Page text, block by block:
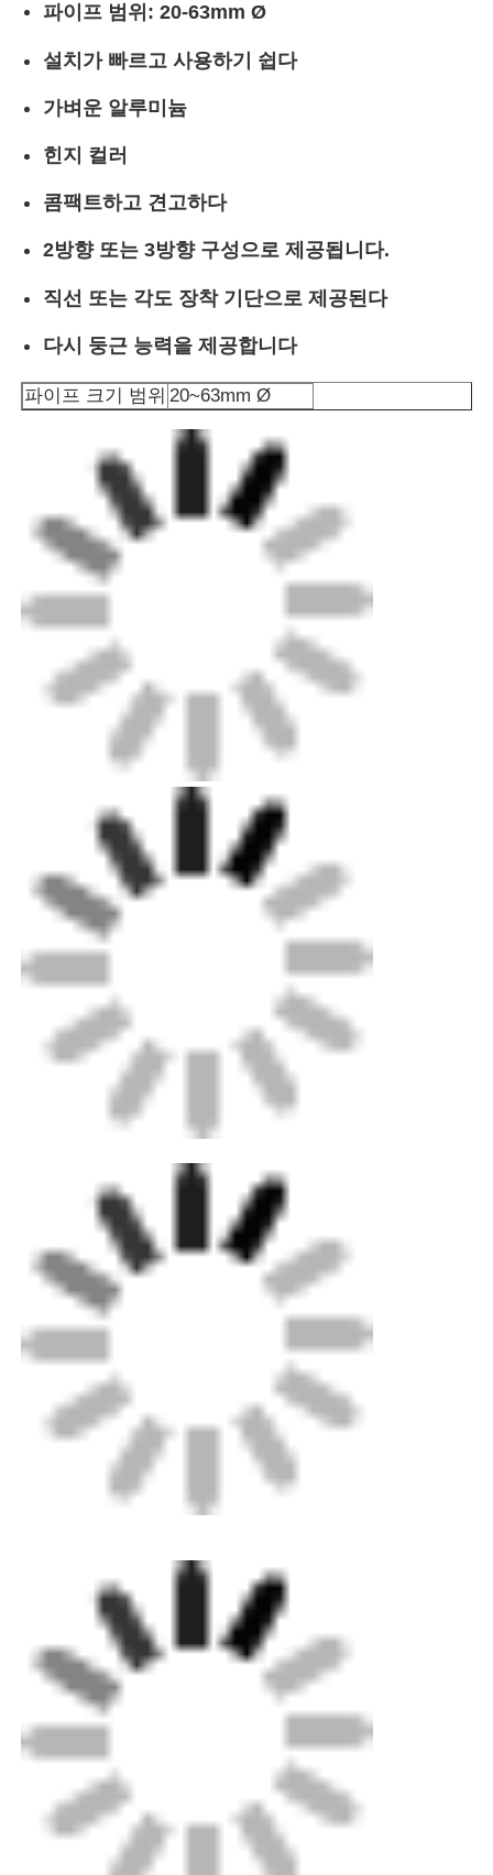
파이프 범위: 20-63mm Ø
설치가 빠르고 사용하기 쉽다
가벼운 알루미늄
힌지 컬러
콤팩트하고 견고하다
2방향 또는 3방향 구성으로 제공됩니다.
직선 또는 각도 장착 기단으로 제공된다
다시 둥근 능력을 제공합니다
파이프 크기 범위 20~63mm Ø